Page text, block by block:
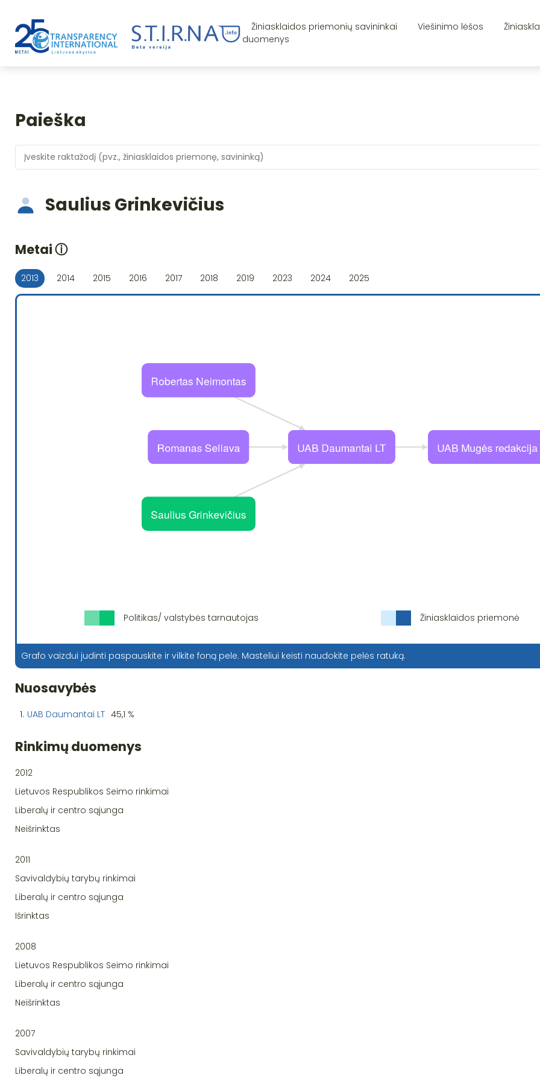
Žiniasklaidos priemonių savininkai Viešinimo lėšos
duomenys
Paieška
Saulius Grinkevičius
Metaiⓘ
2013 2014 2015 2016 2017 2018 2019 2023 2024 2025
Politikas/ valstybės tarnautojas Žiniasklaidos priemonė
Grafo vaizdui judinti paspauskite ir vilkite foną pele. Masteliui keisti naudokite pelės ratuką.
Nuosavybės
1. UAB Daumantai LT 45,1 %
Rinkimų duomenys
2012
Lietuvos Respublikos Seimo rinkimai
Liberalų ir centro sąjunga
Neišrinktas
2011
Savivaldybių tarybų rinkimai
Liberalų ir centro sąjunga
Išrinktas
2008
Lietuvos Respublikos Seimo rinkimai
Liberalų ir centro sąjunga
Neišrinktas
2007
Savivaldybių tarybų rinkimai
Liberalų ir centro sąjunga